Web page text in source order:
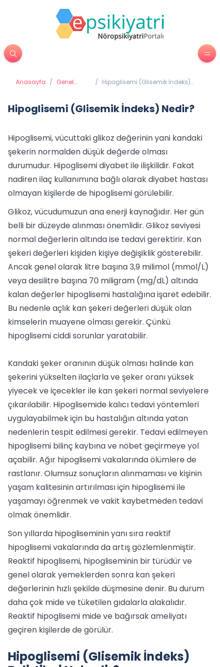
Anasayfa / Genel
/ Hipoglisemi (Glisemik İndeks)
Hipoglisemi (Glisemik İndeks) Nedir?
Hipoglisemi, vücuttaki glikoz değerinin yani kandaki
şekerin normalden düşük değerde olması
durumudur. Hipoglisemi diyabet ile ilişkilidir. Fakat
nadiren ilaç kullanımına bağlı olarak diyabet hastası
olmayan kişilerde de hipoglisemi görülebilir.
Glikoz, vücudumuzun ana enerji kaynağıdır. Her gün
belli bir düzeyde alınması önemlidir. Glikoz seviyesi
normal değerlerin altında ise tedavi gerektirir. Kan
şekeri değerleri kişiden kişiye değişiklik gösterebilir.
Ancak genel olarak litre başına 3,9 milimol (mmol/L)
veya desilitre başına 70 miligram (mg/dL) altında
kalan değerler hipoglisemi hastalığına işaret edebilir.
Bu nedenle açlık kan şekeri değerleri düşük olan
kimselerin muayene olması gerekir. Çünkü
hipoglisemi ciddi sorunlar yaratabilir.
Kandaki şeker oranının düşük olması halinde kan
şekerini yükselten ilaçlarla ve şeker oranı yüksek
yiyecek ve içecekler ile kan şekeri normal seviyelere
çıkarılabilir. Hipoglisemide kalıcı tedavi yöntemleri
uygulayabilmek için bu hastalığın altında yatan
nedenlerin tespit edilmesi gerekir. Tedavi edilmeyen
hipoglisemi bilinç kaybına ve nöbet geçirmeye yol
açabilir. Ağır hipoglisemi vakalarında ölümlere de
rastlanır. Olumsuz sonuçların alınmaması ve kişinin
yaşam kalitesinin artırılması için hipoglisemi ile
yaşamayı öğrenmek ve vakit kaybetmeden tedavi
olmak önemlidir.
Son yıllarda hipogliseminin yanı sıra reaktif
hipoglisemi vakalarında da artış gözlemlenmiştir.
Reaktif hipoglisemi, hipogliseminin bir türüdür ve
genel olarak yemeklerden sonra kan şekeri
değerlerinin hızlı şekilde düşmesine denir. Bu durum
daha çok mide ve tüketilen gıdalarla alakalıdır.
Reaktif hipoglisemi mide ve bağırsak ameliyatı
geçiren kişilerde de görülür.
Hipoglisemi (Glisemik İndeks)